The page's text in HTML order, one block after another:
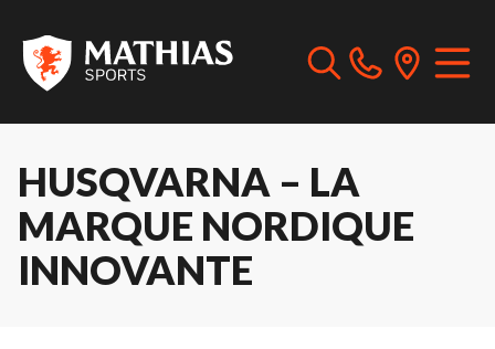
HUSQVARNA – LA
MARQUE NORDIQUE
INNOVANTE